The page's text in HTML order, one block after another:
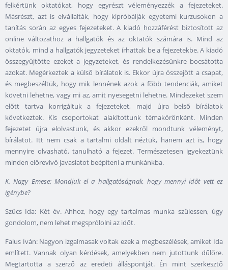
felkértünk oktatókat, hogy egyrészt véleményezzék a fejezeteket.
Másrészt, azt is elvállalták, hogy kipróbálják egyetemi kurzusokon a
tanítás során az egyes fejezeteket. A kiadó hozzáférést biztosított az
online változathoz a hallgatók és az oktatók számára is. Mind az
oktatók, mind a hallgatók jegyzeteket írhattak be a fejezetekbe. A kiadó
összegyűjtötte ezeket a jegyzeteket, és rendelkezésünkre bocsátotta
azokat. Megérkeztek a külső bírálatok is. Ekkor újra összejött a csapat,
és megbeszéltük, hogy mik lennének azok a főbb tendenciák, amiket
követni lehetne, vagy mi az, amit nyesegetni lehetne. Mindezeket szem
előtt tartva korrigáltuk a fejezeteket, majd újra belső bírálatok
következtek. Kis csoportokat alakítottunk témakörönként. Minden
fejezetet újra elolvastunk, és akkor ezekről mondtunk véleményt,
bírálatot. Itt nem csak a tartalmi oldalt néztük, hanem azt is, hogy
mennyire olvasható, tanulható a fejezet. Természetesen igyekeztünk
minden előrevivő javaslatot beépíteni a munkánkba.
K. Nagy Emese: Mondjuk el a hallgatóságnak, hogy mennyi időt vett ez
igénybe?
Szűcs Ida: Két év. Ahhoz, hogy egy tartalmas munka szülessen, úgy
gondolom, nem lehet megsprólolni az időt.
Falus Iván: Nagyon izgalmasak voltak ezek a megbeszélések, amiket Ida
említett. Vannak olyan kérdések, amelyekben nem jutottunk dűlőre.
Megtartotta a szerző az eredeti álláspontját. Én mint szerkesztő